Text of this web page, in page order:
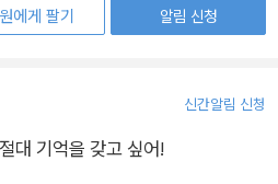
에게 팔기
알림 신청
신간알림 신청
대 기억을 갖고 싶어!